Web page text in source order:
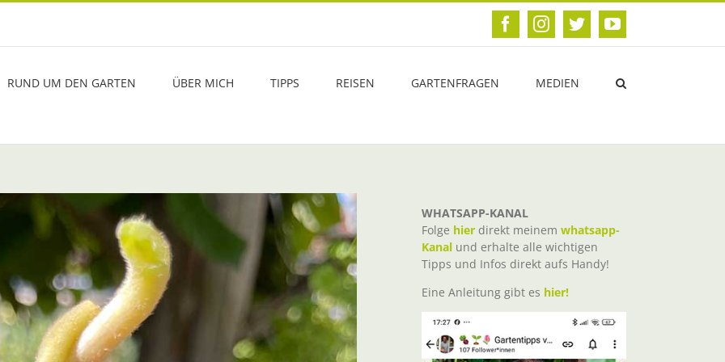
FacebookInstagram
TwitterYouTube
RUND UM DEN GARTEN ÜBER MICH TIPPS REISEN GARTENFRAGEN MEDIEN
WHATSAPP-KANAL
Folge hier direkt meinem whatsapp-
Kanal und erhalte alle wichtigen
Tipps und Infos direkt aufs Handy!
Eine Anleitung gibt es hier!